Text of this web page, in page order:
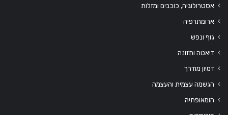
אסטרולוגיה, כוכבים ומזלות
ארומתרפיה
גוף ונפש
דיאטה ותזונה
דמיון מודרך
הגשמה עצמית והעצמה
הומאופתיה